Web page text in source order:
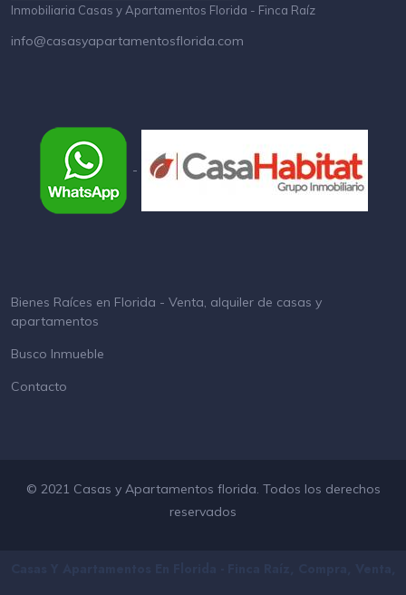
Inmobiliaria Casas y Apartamentos Florida - Finca Raíz
info@casasyapartamentosflorida.com
-
Bienes Raíces en Florida - Venta, alquiler de casas y
apartamentos
Busco Inmueble
Contacto
© 2021 Casas y Apartamentos florida. Todos los derechos
reservados